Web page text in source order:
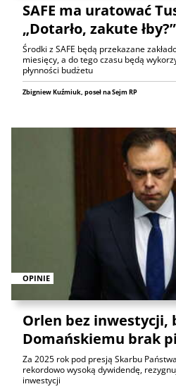
SAFE ma uratować
„Dotarło, zakute łby?”
Środki z SAFE będą przekazane
miesięcy, a do tego czasu będą
płynności budżetu
Zbigniew Kuźmiuk, poseł na Sejm RP
OPINIE
Orlen bez inwestycji,
Domańskiemu brak
Za 2025 rok pod presją Skarbu
rekordowo wysoką dywidendę,
inwestycji